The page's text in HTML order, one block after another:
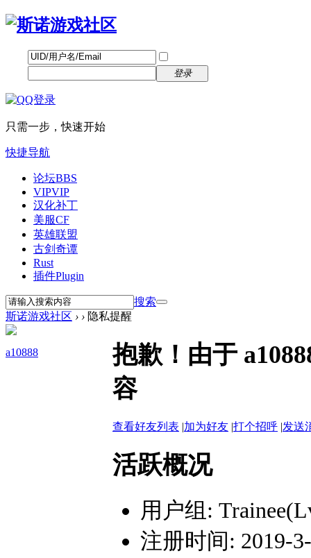
登录
只需一步，快速开始
快捷导航
论坛BBS
VIPVIP
汉化补丁
美服CF
英雄联盟
古剑奇谭
Rust
插件Plugin
搜索
斯诺游戏社区 › › 隐私提醒
a10888
抱歉！由于
容
查看好友列表 |加为好友 |打个招呼 |发送
活跃概况
用户组:
注册时间: 2019-